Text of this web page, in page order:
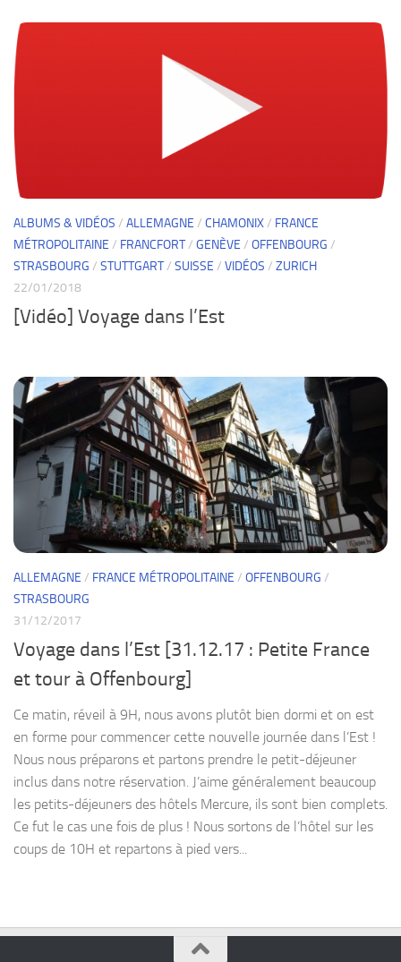
ALBUMS & VIDÉOS / ALLEMAGNE / CHAMONIX/ FRANCE
MÉTROPOLITAINE / FRANCFORT/ GENÈVE / OFFENBOURG /
STRASBOURG / STUTTGART/ SUISSE / VIDÉOS / ZURICH
22/01/2018
[Vidéo] Voyage dans l’Est
ALLEMAGNE / FRANCE MÉTROPOLITAINE / OFFENBOURG /
STRASBOURG
31/12/2017
Voyage dans l’Est [31.12.17 : Petite France
et tour à Offenbourg]
Ce matin, réveil à 9H, nous avons plutôt bien dormi et on est
en forme pour commencer cette nouvelle journée dans l’Est !
Nous nous préparons et partons prendre le petit-déjeuner
inclus dans notre réservation. J’aime généralement beaucoup
les petits-déjeuners des hôtels Mercure, ils sont bien complets.
Ce fut le cas une fois de plus ! Nous sortons de l’hôtel sur les
coups de 10H et repartons à pied vers...